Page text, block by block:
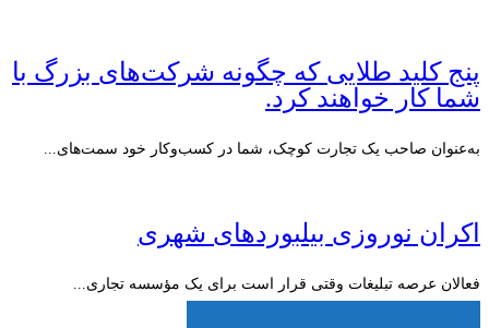
پنج کلید طلایی که چگونه شرکت‌های بزرگ با
شما کار خواهند کرد.
به‌عنوان صاحب یک تجارت کوچک، شما در کسب‌وکار خود سمت‌های...
اکران نوروزی بیلبوردهای شهری
فعالان عرصه تبلیغات وقتی قرار است برای یک مؤسسه تجاری...